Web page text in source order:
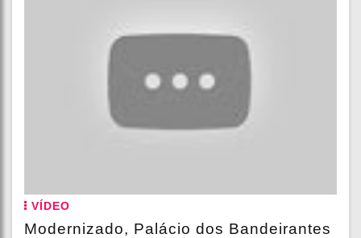
VÍDEO
Modernizado, Palácio dos Bandeirantes